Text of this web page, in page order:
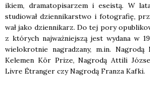
ikiem, dra­ma­to­pi­sa­rzem i ese­istą. W
stu­dio­wał dzien­ni­kar­stwo i foto­gra­fię,
wał jako dzien­ni­karz. Do tej pory
z któ­rych naj­waż­niej­szą jest wyda­na w
wie­lo­krot­nie nagra­dza­ny, m.in. Nagro­dą
Kele­men Kör Pri­ze, Nagro­dą Atti­li
Livre Étran­ger czy Nagro­dą Fran­za Kaf­ki.